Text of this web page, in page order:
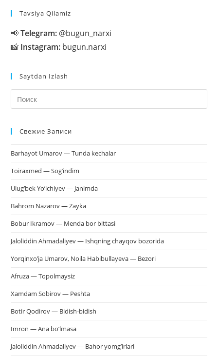
Tavsiya Qilamiz
📢Telegram: @bugun_narxi
📸 Instagram: bugun.narxi
Saytdan Izlash
Свежие Записи
Barhayot Umarov — Tunda kechalar
Toiraxmed — Sog’indim
Ulug’bek Yo’lchiyev — Janimda
Bahrom Nazarov — Zayka
Bobur Ikramov — Menda bor bittasi
Jaloliddin Ahmadaliyev — Ishqning chayqov bozorida
Yorqinxo’ja Umarov, Noila Habibullayeva — Bezori
Afruza — Topolmaysiz
Xamdam Sobirov — Peshta
Botir Qodirov — Bidish-bidish
Imron — Ana bo’lmasa
Jaloliddin Ahmadaliyev — Bahor yomg’irlari